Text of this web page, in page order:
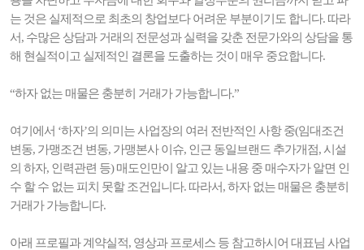
는 것은 실제적으로 최초의 창업보다 어려운 부분이기도 합니다. 따라
서, 수많은 상담과 거래의 전문성과 실력을 갖춘 전문가와의 상담을 통
해 현실적이고 실제적인 결론을 도출하는 것이 매우 중요합니다.
“하자 없는 매물은 충분히 거래가 가능합니다.”
여기에서 ‘하자’의 의미는 사업장의 여러 전반적인 사항 중(임대조건
변동, 가맹조건 변동, 가맹본사 이슈, 인근 동일브랜드 추가개점, 시설
의 하자, 인력관련 등) 매도인만이 알고 있는 내용 중 매수자가 알면 인
수 할 수 없는 피치 못할 조건입니다. 따라서, 하자 없는 매물은 충분히
거래가 가능합니다.
아래 프로필과 계약실적, 영상과 프로세스 등 참고하시어 대표님 사업